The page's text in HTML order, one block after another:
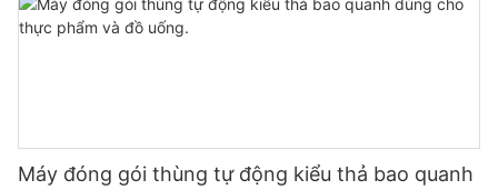
Máy đóng gói thùng tự động kiểu thả bao quanh